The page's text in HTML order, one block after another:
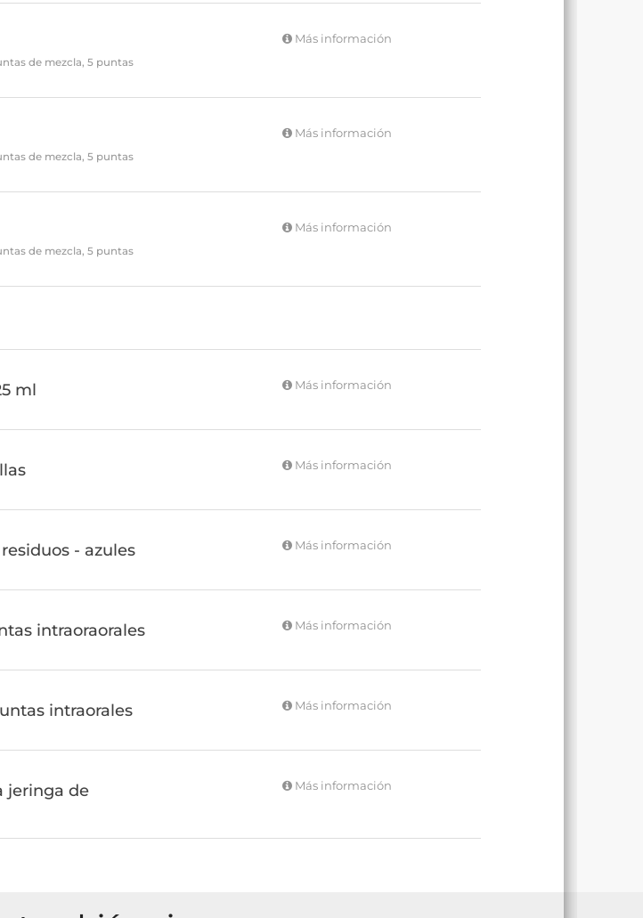
de mezcla, 5 puntas
Más información
de mezcla, 5 puntas
Más información
de mezcla, 5 puntas
Más información
ml Más información
Más información
- azules Más información
intraoraorales Más información
intraorales Más información
jeringa de
Más información